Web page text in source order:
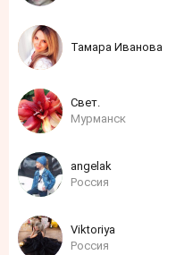
Тамара Иванова
Свет.
Мурманск
angelak
Россия
Viktoriya
Россия